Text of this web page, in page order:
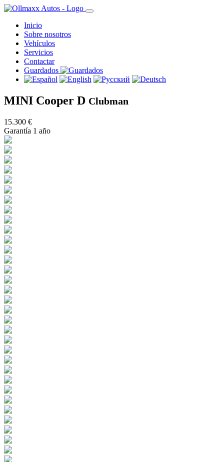
Inicio
Sobre nosotros
Vehículos
Servicios
Contactar
Guardados
MINI Cooper D Clubman
15.300 €
Garantía 1 año